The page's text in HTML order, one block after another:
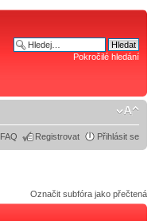
Pokročilé hledání
FAQ Registrovat Přihlásit se
Označit subfóra jako přečtená